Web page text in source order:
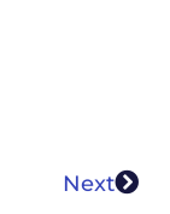
Next